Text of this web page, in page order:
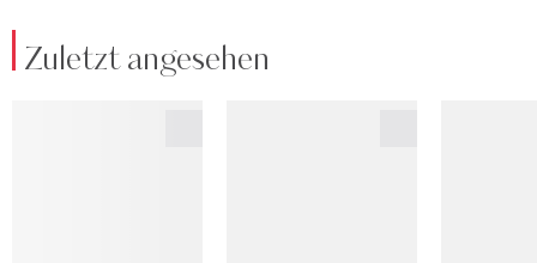
Zuletzt angesehen